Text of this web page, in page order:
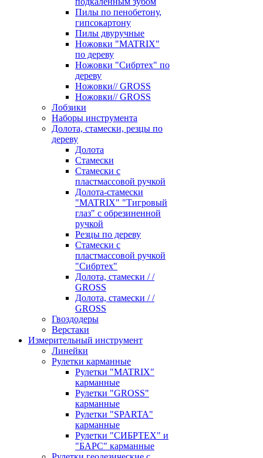
Пилы по пенобетону,
гипсокартону
Пилы двуручные
Ножовки "MATRIX"
по дереву
Ножовки "Сибртех" по
дереву
Ножовки// GROSS
Ножовки// GROSS
Лобзики
Наборы инструмента
Долота, стамески, резцы по
дереву
Долота
Стамески
Стамески с
пластмассовой ручкой
Долота-стамески
"MATRIX" "Тигровый
глаз" с обрезиненной
ручкой
Резцы по дереву
Стамески с
пластмассовой ручкой
"Сибртех"
Долота, стамески / /
GROSS
Долота, стамески / /
GROSS
Гвоздодеры
Верстаки
Измерительный инструмент
Линейки
Рулетки карманные
Рулетки "MATRIX"
карманные
Рулетки "GROSS"
карманные
Рулетки "SPARTA"
карманные
Рулетки "СИБРТЕХ" и
"БАРС" карманные